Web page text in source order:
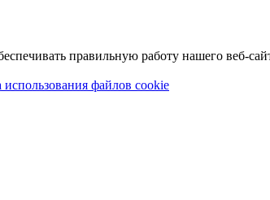
правильную работу нашего веб-
файлов cookie